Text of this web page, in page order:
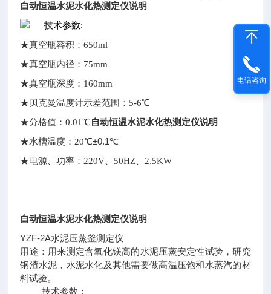
自动恒温水泥水化热测定仪说明
技术参数:
★真空瓶容积：650ml
★真空瓶内径：75mm
★真空瓶深度：160mm
★贝克曼温度计示差范围：5-6℃
★分格值：0.01℃自动恒温水泥水化热测定仪说明
★水槽温度：20℃±0.1℃
★电源、功率：220V、50HZ、2.5KW
自动恒温水泥水化热测定仪说明
YZF-2A水泥压蒸釜测定仪
用途：用来测定含氧化镁高的水泥压蒸安定性试验，研究
钢渣水泥，水泥水化及其他需要做高温压饱和水蒸汽的材
料试验。
技术参数：
电话咨询